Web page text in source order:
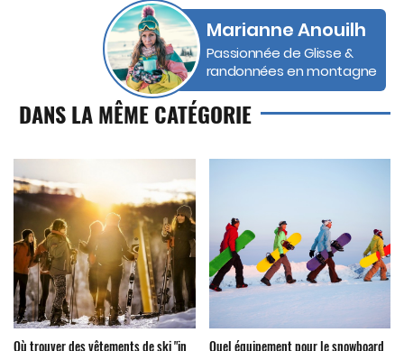
Marianne Anouilh
Passionnée de Glisse &
randonnées en montagne
DANS LA MÊME CATÉGORIE
Où trouver des vêtements de ski "in Quel équipement pour le snowboard